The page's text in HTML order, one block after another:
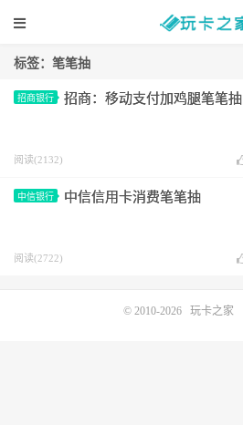
标签：笔笔抽
招商银行 招商：移动支付加鸡腿笔笔抽
阅读(2132)
中信银行 中信信用卡消费笔笔抽
阅读(2722)
© 2010-2026 玩卡之家